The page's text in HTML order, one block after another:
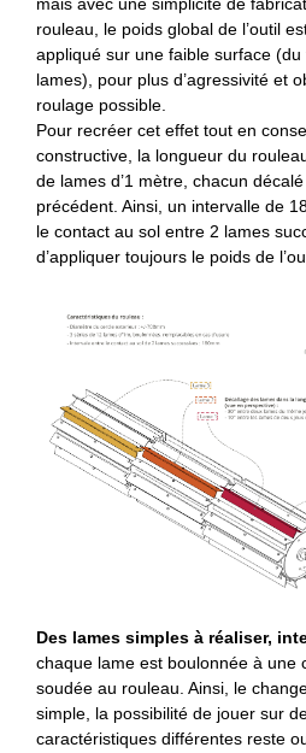
mais avec une simplicité de
rouleau, le poids global de l’outil
appliqué sur une faible surface
lames), pour plus d’agressivité et
roulage possible.
Pour recréer cet effet tout en
constructive, la longueur du
de lames d’1 mètre, chacun
précédent. Ainsi, un intervalle de
le contact au sol entre 2 lames
d’appliquer toujours le poids de
Des lames simples à réaliser,
chaque lame est boulonnée à une
soudée au rouleau. Ainsi, le
simple, la possibilité de jouer sur
caractéristiques différentes reste